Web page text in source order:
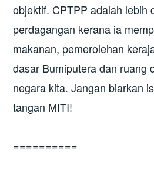
objektif. CPTPP adalah lebih
perdagangan kerana ia
makanan, pemerolehan
dasar Bumiputera dan ruang
negara kita. Jangan biarkan
tangan MITI!
==========